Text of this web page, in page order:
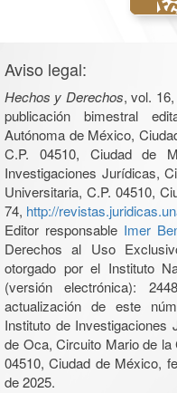
Aviso legal:
Hechos y Derechos, vol.
publicación bimestral
Autónoma de México,
C.P. 04510, Ciudad de
Investigaciones Jurídicas,
Universitaria, C.P. 04510,
74, http://
Editor responsable Imer
Derechos al Uso
otorgado por el Instituto
(versión electrónica):
actualización de este
Instituto de Investigaciones
de Oca, Circuito Mario de
04510, Ciudad de México,
de 2025.